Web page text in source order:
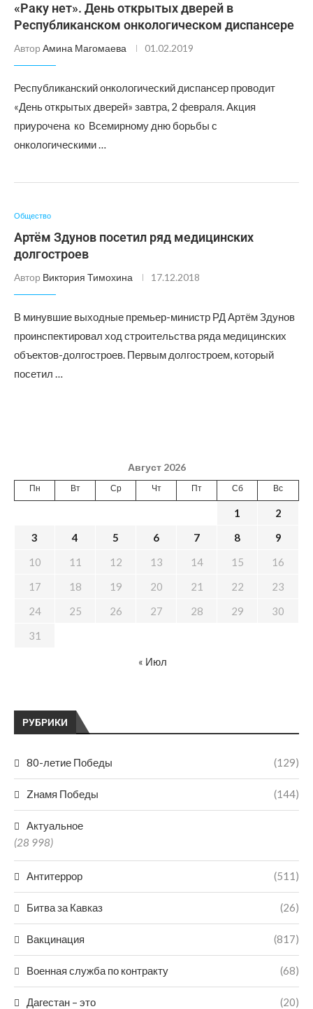
«Раку нет». День открытых дверей в
Республиканском онкологическом диспансере
Автор Амина Магомаева 01.02.2019
Республиканский онкологический диспансер проводит
«День открытых дверей» завтра, 2 февраля. Акция
приурочена ко Всемирному дню борьбы с
онкологическими …
Общество
Артём Здунов посетил ряд медицинских
долгостроев
Автор Виктория Тимохина 17.12.2018
В минувшие выходные премьер-министр РД Артём Здунов
проинспектировал ход строительства ряда медицинских
объектов-долгостроев. Первым долгостроем, который
посетил …
РУБРИКИ
80-летие Победы (129)
Zнамя Победы (144)
Актуальное
(28 998)
Антитеррор (511)
Битва за Кавказ (26)
Вакцинация (817)
Военная служба по контракту (68)
Дагестан – это (20)
Август 2026
Пн Вт Ср Чт Пт Сб Вс
1
2
3
4 5 6 7 8
9
10
11 12 13 14 15
16
17
18 19 20 21 22
23
24
25 26 27 28 29
30
31
« Июл